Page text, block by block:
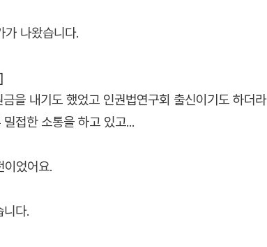
나왔습니다.
을 내기도 했었고 인권법연구회 출신이기도 하더라
접한 소통을 하고 있고...
었어요.
다.